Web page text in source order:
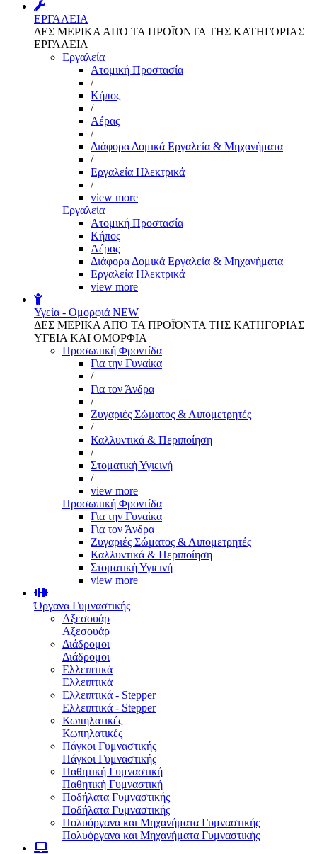
ΕΡΓΑΛΕΙΑ
ΔΕΣ ΜΕΡΙΚΑ ΑΠΌ ΤΑ ΠΡΟΪΌΝΤΑ ΤΗΣ ΚΑΤΗΓΟΡΙΑΣ
ΕΡΓΑΛΕΙΑ
Εργαλεία
Aτομική Προστασία
/
Kήπος
/
Αέρας
/
Διάφορα Δομικά Εργαλεία & Μηχανήματα
/
Εργαλεία Ηλεκτρικά
/
view more
Εργαλεία
Aτομική Προστασία
Kήπος
Αέρας
Διάφορα Δομικά Εργαλεία & Μηχανήματα
Εργαλεία Ηλεκτρικά
view more
Υγεία - Ομορφιά NEW
ΔΕΣ ΜΕΡΙΚΑ ΑΠΌ ΤΑ ΠΡΟΪΌΝΤΑ ΤΗΣ ΚΑΤΗΓΟΡΙΑΣ
ΥΓΕΙΑ ΚΑΙ ΟΜΟΡΦΙΑ
Προσωπική Φροντίδα
Για την Γυναίκα
/
Για τον Άνδρα
/
Ζυγαριές Σώματος & Λιπομετρητές
/
Καλλυντικά & Περιποίηση
/
Στοματική Υγιεινή
/
view more
Προσωπική Φροντίδα
Για την Γυναίκα
Για τον Άνδρα
Ζυγαριές Σώματος & Λιπομετρητές
Καλλυντικά & Περιποίηση
Στοματική Υγιεινή
view more
Όργανα Γυμναστικής
Αξεσουάρ
Αξεσουάρ
Διάδρομοι
Διάδρομοι
Ελλειπτικά
Ελλειπτικά
Ελλειπτικά - Stepper
Ελλειπτικά - Stepper
Κωπηλατικές
Κωπηλατικές
Πάγκοι Γυμναστικής
Πάγκοι Γυμναστικής
Παθητική Γυμναστική
Παθητική Γυμναστική
Ποδήλατα Γυμναστικής
Ποδήλατα Γυμναστικής
Πολυόργανα και Μηχανήματα Γυμναστικής
Πολυόργανα και Μηχανήματα Γυμναστικής